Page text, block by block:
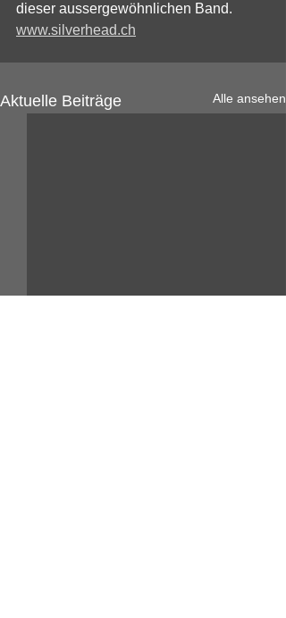
dieser aussergewöhnlichen Band.
www.silverhead.ch
Aktuelle Beiträge Alle ansehen